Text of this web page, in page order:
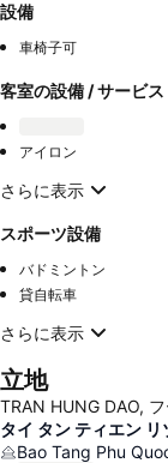
設備
車椅子可
客室の設備 / サービス
アイロン
さらに表示
スポーツ設備
バドミントン
貸自転車
さらに表示
立地
TRAN HUNG DAO,
タイ タン ティエン
Bao Tang Phu